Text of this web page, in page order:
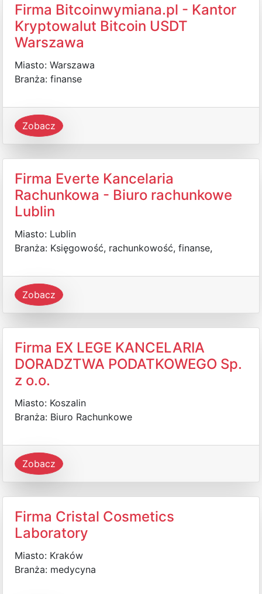
Firma Bitcoinwymiana.pl - Kantor
Kryptowalut Bitcoin USDT
Warszawa
Miasto: Warszawa
Branża: finanse
Zobacz
Firma Everte Kancelaria
Rachunkowa - Biuro rachunkowe
Lublin
Miasto: Lublin
Branża: Księgowość, rachunkowość, finanse,
Zobacz
Firma EX LEGE KANCELARIA
DORADZTWA PODATKOWEGO Sp.
z o.o.
Miasto: Koszalin
Branża: Biuro Rachunkowe
Zobacz
Firma Cristal Cosmetics
Laboratory
Miasto: Kraków
Branża: medycyna